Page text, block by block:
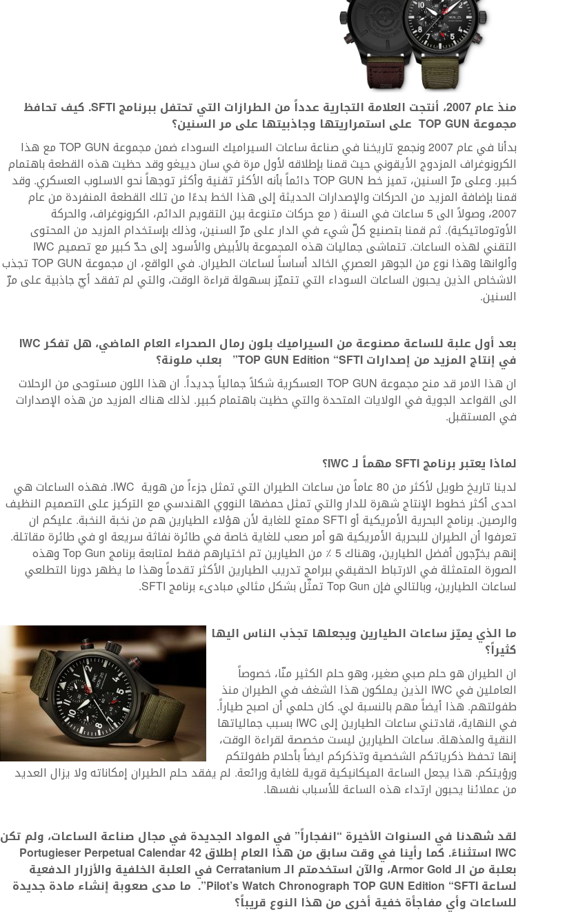
منذ عام 2007، أنتجت العلامة التجارية عدداً من الطرازات التي تحتفل ببرنامج SFTI
. كيف تحافظ
مجموعة TOP GUN على استمراريتها وجاذبيتها على مر السنين؟
بدأنا في عام 2007 ونجمع تاريخنا في صناعة ساعات السيراميك السوداء ضمن مجموعة TOP GUN مع هذا
الكرونوغراف المزدوج الأيقوني حيث قمنا بإطلاقه لأول مرة في سان دييغو وقد حظيت هذه القطعة باهتمام
كبير. وعلى مرّ السنين، تميز خط TOP GUN دائماً بأنه الأكثر تقنية وأكثر توجهاً نحو الاسلوب العسكري. وقد
قمنا بإضافة المزيد من الحركات والإصدارات الحديثة إلى هذا الخط بدءًا من تلك القطعة المنفردة من عام
2007، وصولاً الى 5 ساعات في السنة ( مع حركات متنوعة بين التقويم الدائم، الكرونوغراف، والحركة
الأوتوماتيكية). ثم قمنا بتصنيع كلّ شيء في الدار على مرّ السنين، وذلك بإستخدام المزيد من المحتوى
التقني لهذه الساعات. تتماشى جماليات هذه المجموعة بالأبيض والأسود إلى حدّ كبير مع تصميم IWC
وألوانها وهذا نوع من الجوهر العصري الخالد أساساً لساعات الطيران. في الواقع، ان مجموعة TOP GUN تجذب
الاشخاص الذين يحبون الساعات السوداء التي تتميّز بسهولة قراءة الوقت، والتي لم تفقد أيّ جاذبية على مرّ
السنين.
بعد أول علبة للساعة مصنوعة من السيراميك بلون رمال الصحراء العام الماضي، هل تفكرIWC
في إنتاج المزيد من إصداراتTOP GUN Edition “SFTI”
بعلب ملونة؟
ان هذا الامر قد منح مجموعة TOP GUN العسكرية شكلاً جمالياً جديداً. ان هذا اللون مستوحى من الرحلات
الى القواعد الجوية في الولايات المتحدة والتي حظيت باهتمام كبير. لذلك هناك المزيد من هذه الإصدارات
في المستقبل.
لماذا يعتبر برنامجSFTIمهماً لـIWC؟
لدينا تاريخ طويل لأكثر من 80 عاماً من ساعات الطيران التي تمثل جزءاً من هوية IWC. فهذه الساعات هي
احدى أكثر خطوط الإنتاج شهرة للدار والتي تمثل حمضها النووي الهندسي مع التركيز على التصميم النظيف
والرصين. برنامج البحرية الأمريكية أو SFTI ممتع للغاية لأن هؤلاء الطيارين هم من نخبة النخبة. عليكم ان
تعرفوا أن الطيران للبحرية الأمريكية هو أمر صعب للغاية خاصة في طائرة نفاثة سريعة او في طائرة مقاتلة.
إنهم يخرّجون أفضل الطيارين، وهناك 5 ٪ من الطيارين تم اختيارهم فقط لمتابعة برنامج Top Gun وهذه
الصورة المتمثلة في الارتباط الحقيقي ببرامج تدريب الطيارين الأكثر تقدماً وهذا ما يظهر دورنا التطلعي
لساعات الطيارين، وبالتالي فإن Top Gun تمثّل بشكل مثالي مبادىء برنامج SFTI.
ما الذي يميّز ساعات الطيارين ويجعلها تجذب الناس اليها
كثيراً؟
ان الطيران هو حلم صبي صغير، وهو حلم الكثير منّا، خصوصاً
العاملين في IWC الذين يملكون هذا الشغف في الطيران منذ
طفولتهم. هذا أيضاً مهم بالنسبة لي. كان حلمي أن اصبح طياراً.
في النهاية، قادتني ساعات الطيارين إلى IWC بسبب جمالياتها
النقية والمذهلة. ساعات الطيارين ليست مخصصة لقراءة الوقت،
إنها تحفظ ذكرياتكم الشخصية وتذكركم ايضاً بأحلام طفولتكم
ورؤيتكم. هذا يجعل الساعة الميكانيكية قوية للغاية ورائعة. لم يفقد حلم الطيران إمكاناته ولا يزال العديد
من عملائنا يحبون ارتداء هذه الساعة للأسباب نفسها.
لقد شهدنا في السنوات الأخيرة “انفجاراً” في المواد الجديدة في مجال صناعة الساعات، ولم تكن
IWC استثناءً. كما رأينا في وقت سابق من هذا العام إطلاقPortugieser Perpetual Calendar 42
بعلبة من الـArmor Gold، والآن استخدمتم الـCerrataniumفي العلبة الخلفية والأزرار الدفعية
لساعةPilot’s Watch Chronograph TOP GUN Edition “SFTI”
. ما مدى صعوبة إنشاء مادة جديدة
للساعات وأي مفاجأة خفية أخرى من هذا النوع قريباً؟